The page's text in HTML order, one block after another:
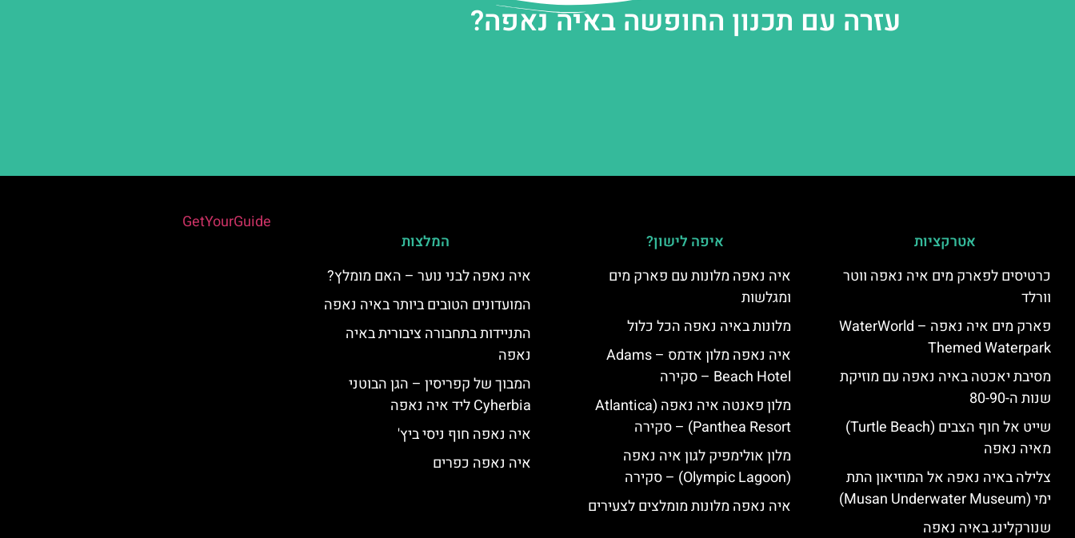
עזרה עם תכנון החופשה באיה נאפה?
אטרקציות
כרטיסים לפארק מים איה נאפה ווטר
וורלד
פארק מים איה נאפה – ‪‪WaterWorld
Themed Waterpark‬‬
מסיבת יאכטה באיה נאפה עם מוזיקת
שנות ה-80-90
שייט אל חוף הצבים (Turtle Beach)
מאיה נאפה
צלילה באיה נאפה אל המוזיאון התת
ימי (Musan Underwater Museum)
שנורקלינג באיה נאפה
איפה לישון?
איה נאפה מלונות עם פארק מים
ומגלשות
מלונות באיה נאפה הכל כלול
איה נאפה מלון אדמס – Adams
Beach Hotel – סקירה
מלון פאנטה איה נאפה (Atlantica
Panthea Resort) – סקירה
מלון אולימפיק לגון איה נאפה
(Olympic Lagoon) – סקירה
איה נאפה מלונות מומלצים לצעירים
המלצות
איה נאפה לבני נוער – האם מומלץ?
המועדונים הטובים ביותר באיה נאפה
התניידות בתחבורה ציבורית באיה
נאפה
המבוך של קפריסין – הגן הבוטני
Cyherbia‬‬ ליד איה נאפה
איה נאפה חוף ניסי ביץ'
איה נאפה כפרים
GetYourGuide